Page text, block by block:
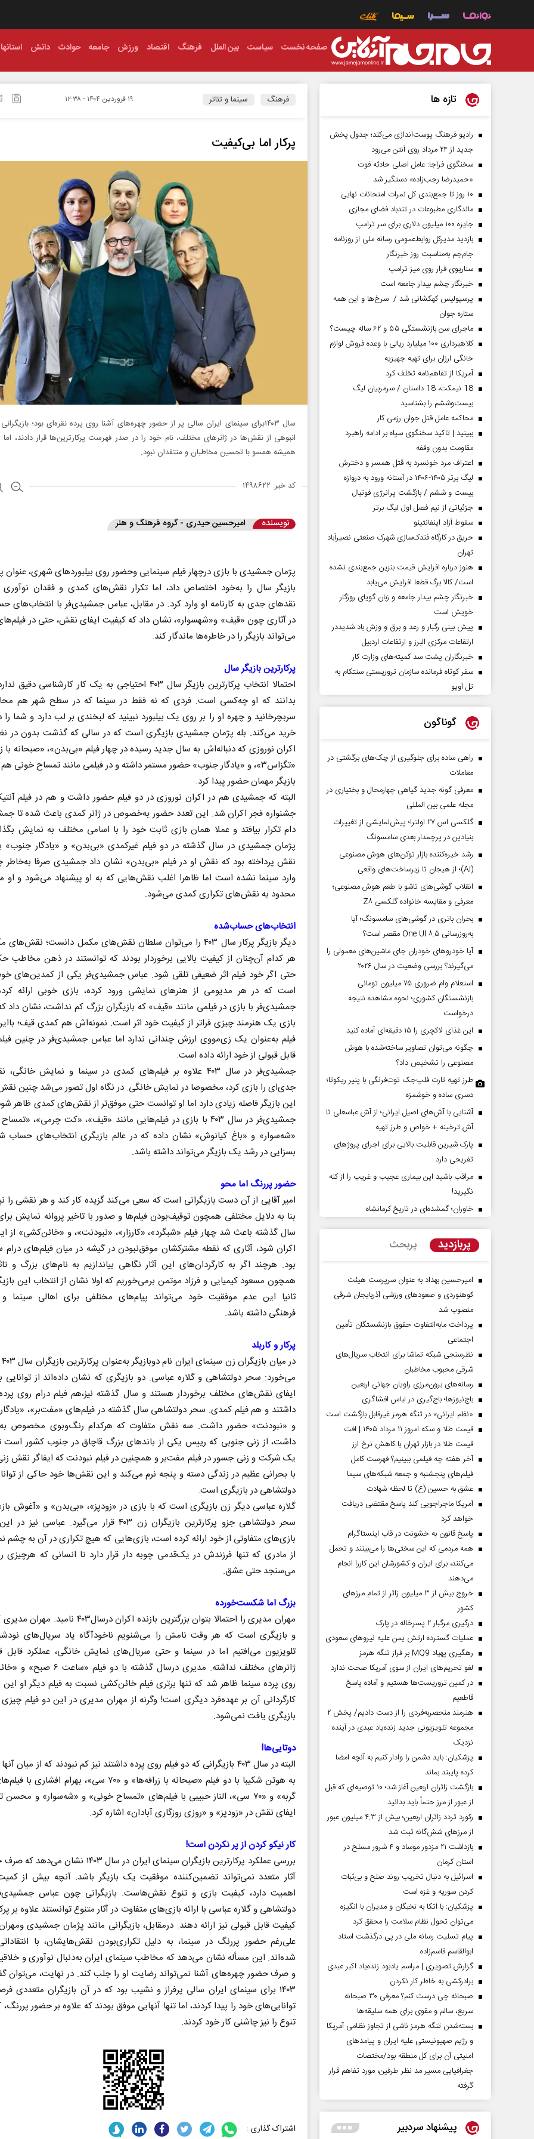
صفحه نخست سیاست بین الملل فرهنگ اقتصاد ورزش جامعه حوادث دانش استانها
فرهنگ سینما و تئاتر ۱۹ فروردين ۱۴۰۴ - ۱۲:۳۸
پرکار اما بی‌کیفیت
سال ۱۴۰۳برای سینمای ایران سالی پر از حضور چهره‌های آشنا روی پرده نقره‌ای بود‌؛
انبوهی از نقش‌ها در ژانرهای مختلف، نام خود را در صدر فهرست پرکارترین‌ها قرار دادند، اما
همیشه همسو با تحسین مخاطبان و منتقدان نبود.
کد خبر: ۱۴۹۸۶۲۲
نویسنده امیرحسین حیدری - گروه فرهنگ و هنر
پژمان جمشیدی با بازی درچهار فیلم سینمایی وحضور روی بیلبوردهای شهری، عنوان
بازیگر سال را به‌خود اختصاص داد، اما تکرار نقش‌های کمدی و فقدان نوآوری
نقدهای جدی به کارنامه او وارد کرد. در مقابل، عباس جمشیدی‌فر با انتخاب‌های
در آثاری چون «قیف» و«شهسوار»، نشان داد که کیفیت ایفای نقش، حتی در
می‌تواند بازیگر را در خاطره‌ها ماندگار کند.
پرکارترین بازیگر سال
احتمالا انتخاب پرکارترین بازیگر سال ۴۰۳ احتیاجی به یک کار کارشناسی
بدانند که او چه‌کسی است. فردی که نه فقط در سینما که در سطح شهر هم
سربچرخانید و چهره او را بر روی یک بیلبورد نبینید که لبخندی بر لب دارد و شما
خرید می‌کند. بله پژمان جمشیدی بازیگری است که در سالی که گذشت بدون در
اکران نوروزی که دنباله‌اش به سال جدید رسیده در چهار فیلم «بی‌بدن»، «صبحانه با
«تگزاس۳»، و «یادگار جنوب» حضور مستمر داشته و در فیلمی مانند تمساح خونی
بازیگر مهمان حضور پیدا کرد.
البته که جمشیدی هم در اکران نوروزی در دو فیلم حضور داشت و هم در فیلم
جشنواره فجر اکران شد. این تعدد حضور به‌خصوص در ژانر کمدی باعث شده تا
دام تکرار بیافتد و عملا همان بازی ثابت خود را با اسامی مختلف به نمایش
پژمان جمشیدی در سال گذشته در دو فیلم غیرکمدی «بی‌بدن» و «یادگار جنوب»
نقش پرداخته بود که نقش او در فیلم «بی‌بدن» نشان داد جمشیدی صرفا به‌خاطر
وارد سینما نشده است اما ظاهرا اغلب نقش‌هایی که به او پیشنهاد می‌شود و او
محدود به نقش‌های تکراری کمدی می‌شود.
انتخاب‌های حساب‌شده
دیگر بازیگر پرکار سال ۴۰۳ را می‌توان سلطان نقش‌های مکمل دانست‌؛
هر کدام آن‌چنان از کیفیت بالایی برخوردار بودند که توانستند در ذهن مخاطب
حتی اگر خود فیلم اثر ضعیفی تلقی شود. عباس جمشیدی‌فر یکی از کمدین‌های
است که در هر مدیومی از هنرهای نمایشی ورود کرده، بازی خوبی ارائه
جمشیدی‌فر با بازی در فیلمی مانند «قیف» که بازیگران بزرگ کم نداشت، نشان داد
بازی یک هنرمند چیزی فراتر از کیفیت خود اثر است. نمونه‌اش هم کمدی قیف؛
فیلم به‌عنوان یک زی‌مووی ارزش چندانی ندارد اما عباس جمشیدی‌فر در چنین
قابل قبولی از خود ارائه داده است.
جمشیدی‌فر در سال ۴۰۳ علاوه بر فیلم‌های کمدی در سینما و نمایش
جدی‌ای را بازی کرد، مخصوصا در نمایش خانگی. در نگاه اول تصور می‌شد چنین
این بازیگر فاصله زیادی دارد اما او توانست حتی موفق‌تر از نقش‌های کمدی ظاهر
جمشیدی‌فر در سال ۴۰۳ با بازی در فیلم‌هایی مانند «قیف»، «کت چرمی»،
«شه‌سوار» و «باغ کیانوش» نشان داده که در عالم بازیگری انتخاب‌های حساب
بسزایی در رشد یک بازیگر می‌تواند داشته باشد.
حضور پررنگ اما محو
امیر آقایی از آن دست بازیگرانی است که سعی می‌کند گزیده کار کند و هر نقشی را
بنا به دلایل مختلفی همچون توقیف‌بودن فیلم‌ها و صدور با تاخیر پروانه نمایش
سال گذشته باعث شد چهار فیلم «شبگرد»، «کارزار»، «نبودنت»، و «خائن‌کشی» از
بود. هرچند اگر به کارگردان‌های این آثار نگاهی بیاندازیم به نام‌های بزرگ و
همچون مسعود کیمیایی و فرزاد موتمن بر‌می‌خوریم که اولا نشان از انتخاب این
ثانیا این عدم موفقیت خود می‌تواند پیام‌های مختلفی برای اهالی سینما
فرهنگی داشته باشد.
پرکار و کاربلد
می‌خورد‌: سحر دولتشاهی و گلاره عباسی. دو بازیگری که نشان داده‌اند از توانایی
ایفای نقش‌های مختلف برخوردار هستند و سال گذشته نیز،هم فیلم درام روی
داشتند و هم فیلم کمدی. سحر دولتشاهی سال گذشته در فیلم‌های «مفت‌بر»،
و «نبودنت» حضور داشت. سه نقش متفاوت که هر‌کدام رنگ‌وبوی مخصوص به
داشت، از زنی جنوبی که رییس یکی از باندهای بزرگ قاچاق در جنوب کشور است
یک شرکت و زنی جسور در فیلم مفت‌بر و همچنین در فیلم نبودنت که ایفاگر نقش
با بحرانی عظیم در زندگی دسته و پنجه نرم می‌کند و این نقش‌ها خود حاکی از
دولتشاهی در بازیگری است.
گلاره عباسی دیگر زن بازیگری است که با بازی در «زودپز»، «بی‌بدن» و «آغوش
سحر دولتشاهی جزو پرکارترین بازیگران زن ۴۰۳ قرار می‌گیرد. عباسی
بازی‌های متفاوتی از خود ارائه کرده است، بازی‌هایی که هیچ تکراری در آن به چشم
از مادری که تنها فرزندش در یک‌قدمی چوبه دار قرار دارد تا انسانی که هرچیزی
می‌سنجد حتی عشق.
بزرگ اما شکست‌خورده
مهران مدیری را احتمالا بتوان بزرگترین بازنده اکران درسال۴۰۳
و بازیگری است که هر وقت نامش را می‌شنویم ناخودآگاه یاد سریال‌های
تلویزیون می‌افتیم اما در سینما و حتی سریال‌های نمایش خانگی، عملکرد قابل
ژانرهای مختلف نداشته. مدیری درسال گذشته با
روی پرده سینما ظاهر شد که تنها برتری فیلم خائن‌کشی نسبت به فیلم دیگر او
کارگردانی آن بر عهده‌فرد دیگری است! وگرنه از مهران مدیری در این دو فیلم چیزی
بازیگری یافت نمی‌شود.
دوتایی‌ها!
البته در سال ۴۰۳ بازیگرانی که دو فیلم روی پرده داشتند نیز کم نبودند که از میان
به هوتن شکیبا با دو فیلم «صبحانه با زرافه‌ها» و «۷۰ سی»، بهرام
گربه» و «۷۰ سی»، الناز حبیبی با فیلم‌های «تمساح خونی» و «شه‌سوار» و محسن
ایفای نقش در «زودپز» و «روزی روزگاری آبادان» اشاره کرد.
کار نیکو کردن از پر نکردن است!
بررسی عملکرد پرکارترین بازیگران سینمای ایران در سال ۱۴۰۳
آثار متعدد نمی‌تواند تضمین‌کننده موفقیت یک بازیگر باشد. آنچه بیش از
اهمیت دارد، کیفیت بازی و تنوع نقش‌هاست. بازیگرانی چون عباس
دولتشاهی و گلاره عباسی با ارائه بازی‌های متفاوت در آثار متنوع توانستند علاوه بر
کیفیت قابل قبولی نیز ارائه دهند. درمقابل، بازیگرانی مانند پژمان جمشیدی
علی‌رغم حضور پررنگ در سینما، به دلیل تکراری‌بودن نقش‌هایشان، با
شده‌اند. این مسأله نشان می‌دهد که مخاطب سینمای ایران به‌دنبال نوآوری و
و صرف حضور چهره‌های آشنا نمی‌تواند رضایت او را جلب کند. در نهایت، می‌توان
۱۴۰۳ برای سینمای ایران سالی پر‌فراز و نشیب بود که در آن بازیگران متعددی
توانایی‌های خود را پیدا کردند، اما تنها آنهایی موفق بودند که علاوه بر حضور
تنوع را نیز چاشنی کار خود کردند.
اشتراک گذاری :
تازه ها
رادیو فرهنگ پوست‌اندازی می‌کند؛ جدول پخش
جدید از ۲۴ مرداد روی آنتن می‌رود
سخنگوی فراجا: عامل اصلی حادثه فوت
«حمیدرضا رجب‌زاده» دستگیر شد
۱۰ روز تا جمع‌بندی کل نمرات امتحانات نهایی
ماندگاری مطبوعات در تندباد فضای مجازی
جایزه ۱۰۰ میلیون دلاری برای سر ترامپ
بازدید مدیرکل روابط‌عمومی رسانه ملی از روزنامه
جام‌جم به‌مناسبت روز خبرنگار
سناریوی فرار روی میز ترامپ
خبرنگار چشم بیدار جامعه است
پرسپولیس کهکشانی شد / سرخ‌ها و این همه
ستاره جوان
ماجرای سن بازنشستگی ۵۵ و ۶۲ ساله چیست؟
کلاهبرداری ۱۰۰ میلیارد ریالی با وعده فروش لوازم
خانگی ارزان برای تهیه جهیزیه
آمریکا از تفاهم‌نامه تخلف کرد
18 نیمکت، 18 داستان / سرمربیان لیگ
بیست‌وششم را بشناسید
محاکمه عامل قتل جوان رزمی کار
ببینید | تاکید سخنگوی سپاه بر ادامه راهبرد
مقاومت بدون وقفه
اعتراف مرد خونسرد به قتل همسر و دخترش
لیگ برتر ۱۴۰۵-۱۴۰۶ در آستانه ورود به دروازه
بیست و ششم / بازگشت پرانرژی فوتبال
جزئیاتی از نیم فصل اول لیگ برتر
سقوط آزاد اینفانتینو
حریق در کارگاه فندک‌سازی شهرک صنعتی نصیرآباد
تهران
هنوز درباره افزایش قیمت بنزین جمع‌بندی نشده
است/ کالا برگ قطعا افزایش می‌یابد
خبرنگار چشم بیدار جامعه و زبان گویای روزگار
خویش است
پیش بینی رگبار و رعد و برق و وزش باد شدیددر
ارتفاعات مرکزی البرز و ارتفاعات اردبیل
خبرنگاران پشت سد کمیته‌های وزارت کار
سفر کوتاه فرمانده سازمان تروریستی سنتکام به
تل آویو
گوناگون
راهی ساده برای جلوگیری از چک‌های برگشتی در
معاملات
معرفی گونه جدید گیاهی چهارمحال و بختیاری در
مجله علمی بین المللی
گلکسی اس ۲۷ اولترا؛ پیش‌نمایشی از تغییرات
بنیادین در پرچمدار بعدی سامسونگ
رشد خیره‌کننده بازار توکن‌های هوش مصنوعی
(AI)؛ از هیجان تا زیرساخت‌های واقعی
انقلاب گوشی‌های تاشو‌ با طعم هوش مصنوعی؛
معرفی و مقایسه خانواده گلکسی Z۸
بحران باتری در گوشی‌های سامسونگ؛ آیا
به‌روزرسانی One UI ۸.۵ مقصر است؟
آیا خودروهای خودران جای ماشین‌های معمولی را
می‌گیرند؟ بررسی وضعیت در سال ۲۰۲۶
استعلام وام ضروری ۷۵ میلیون تومانی
بازنشستگان کشوری؛ نحوه مشاهده نتیجه
درخواست
این غذای لاکچری را ۱۵ دقیقه‌ای آماده کنید
چگونه می‌توان تصاویر ساخته‌شده با هوش
مصنوعی را تشخیص داد؟
طرز تهیه تارت فلپ‌جک توت‌فرنگی با پنیر ریکوتا؛
دسری ساده و خوشمزه
آشنایی با آش‌های اصیل ایرانی؛ از آش عباسعلی تا
آش ترخینه + خواص و طرز تهیه
پارک شیرین قابلیت‌ بالایی برای اجرای پروژهای
تفریحی دارد
مراقب باشید این بیماری عجیب و غریب را از کنه
نگیرید!
خاوران؛ گمشده‌ای در تاریخ کرمانشاه
پربازدید پربحث
امیرحسین بهداد به عنوان سرپرست هیئت
کوهنوردی و صعودهای ورزشی آذربایجان شرقی
منصوب شد
پرداخت مابه‌التفاوت حقوق بازنشستگان تأمین
اجتماعی
نظرسنجی شبکه تماشا برای انتخاب سریال‌های
شرقی محبوب مخاطبان
رسانه‌های برون‌مرزی راویان جهانی اربعین
باج‌نیوزها؛ باج‌گیری در لباس افشاگری
«نظم ایرانی» در تنگه هرمز غیرقابل بازگشت است
قیمت طلا و سکه امروز ۱۱ مرداد ۱۴۰۵ | افت
قیمت طلا در بازار تهران با کاهش نرخ ارز
آخر هفته چه فیلمی ببینیم؟ فهرست کامل
فیلم‌های پنجشنبه و جمعه شبکه‌های سیما
عشق به حسین (ع) تا لحظه شهادت
آمریکا ماجراجویی کند پاسخ مقتضی دریافت
خواهد کرد
پاسخ قانون به خشونت در قاب اینستاگرام
همه مردمی که این سختی‌ها را می‌بینند و تحمل
می‌کنند، برای ایران و کشورشان این کاررا انجام
می‌دهند
خروج بیش از ۳ میلیون زائر از تمام مرز‌های
کشور
درگیری مرگبار ۲ پسرخاله در پارک
عملیات گسترده ارتش یمن علیه نیروهای سعودی
رهگیری پهپاد MQ9 بر فراز تنگه هرمز
لغو تحریم‌های ایران از سوی آمریکا صحت ندارد
در کمین تروریست‌ها هستیم و آماده پاسخ
قاطعیم
هنرمند منحصر‌به‌فردی را از دست دادیم/ پخش ۲
مجموعه تلویزیونی جدید زنده‌یاد عبدی در آینده
نزدیک
پزشکیان: باید دشمن را وادار کنیم به آنچه امضا
کرده پایبند بماند
بازگشت زائران اربعین آغاز شد؛ ۱۰ توصیه‌ای که قبل
از عبور از مرز حتماً باید بدانید
رکورد تردد زائران اربعین؛ بیش از ۴.۳ میلیون عبور
از مرزهای شش‌گانه ثبت شد
بازداشت ۲۱ مزدور موساد و ۴ شرور مسلح در
استان کرمان
اسرائیل به دنبال تخریب روند صلح و بی‌ثبات
کردن سوریه و غزه است
پزشکیان: با اتکا به نخبگان و مدیران با انگیزه
می‌توان تحول نظام سلامت را محقق کرد
پیام تسلیت رسانه ملی در پی درگذشت استاد
ابوالقاسم قاسم‌زاده
گزارش تصویری | مراسم یادبود زنده‌یاد اکبر عبدی
برادرکشی به خاطر کار نکردن
صبحانه چی درست کنم؟ معرفی ۳۰ صبحانه
سریع، سالم و مقوی برای همه سلیقه‌ها
بسته‌شدن تنگه هرمز ناشی از تجاوز نظامی آمریکا
و رژیم صهیونیستی علیه ایران و پیامد‌های
امنیتی آن برای کل منطقه بود/مختصات
جغرافیایی مسیر مد نظر طرفین، مورد تفاهم قرار
گرفته
پیشنهاد سردبیر
نقش جنگ آمریکا و ایران بر تغییر
موازنه قدرت در خاورمیانه
رئیس سابق سازمان برنامه و
هویت ایرانی _ اسلامی در مکتب
حجت‌الاسلام دکتر حمید احمدی - نویسنده و
پژوهشگر
آشکار شدن استیصال متجاوزان
محسن پاک‌آیین - دیپلمات پیشین
صفحات نخست‌روزنامه ها‌ی پنجشنبه‌۸ مردادماه
صفحات نخست‌روزنامه‌ها‌ی‌چهارشنبه‌۷‌مردادماه
صفحات نخست روزنامه ها‌ی‌سه‌شنبه ۶